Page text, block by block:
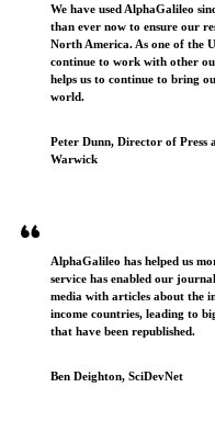
We have used AlphaGalileo
than ever now to ensure our
North America. As one of the
continue to work with other
helps us to continue to bring
world.
Peter Dunn, Director of Press
Warwick
AlphaGalileo has helped us
service has enabled our
media with articles about the
income countries, leading to
that have been republished.
Ben Deighton, SciDevNet